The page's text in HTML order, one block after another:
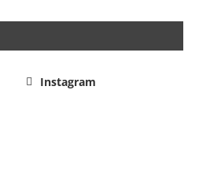
Instagram